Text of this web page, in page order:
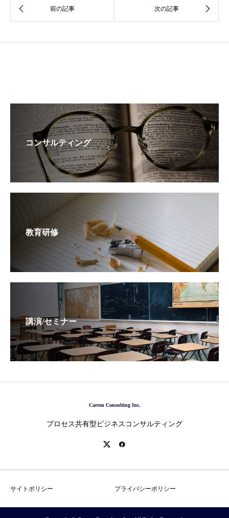
コンサルティング
教育研修
講演/セミナー
Carren Consulting Inc.
プロセス共有型ビジネスコンサルティング
サイトポリシー プライバシーポリシー